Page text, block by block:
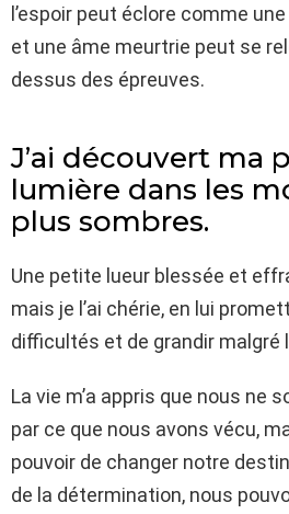
l’espoir peut éclore comme
et une âme meurtrie peut se
dessus des épreuves.
J’ai découvert ma
lumière dans les
plus sombres.
Une petite lueur blessée et
mais je l’ai chérie, en lui
difficultés et de grandir malgré
La vie m’a appris que nous ne
par ce que nous avons vécu,
pouvoir de changer notre
de la détermination, nous